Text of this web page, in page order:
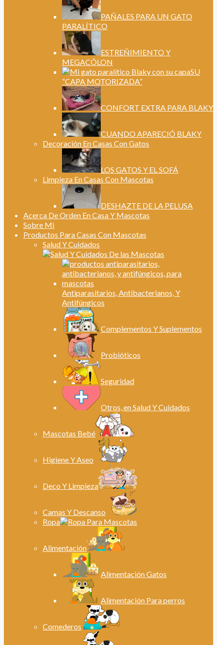
PAÑALES PARA UN GATO
PARALÍTICO
ESTREÑIMIENTO Y
MEGACÓLON
SU
“CAPA MOTORIZADA”
CONFORT EXTRA PARA BLAKY
CUANDO APARECIÓ BLAKY
Decoración En Casas Con Gatos
LOS GATOS Y EL SOFÁ
Limpieza En Casas Con Mascotas
DESHAZTE DE LA PELUSA
Acerca De Orden En Casa Y Mascotas
Sobre Mi
Productos Para Casas Con Mascotas
Salud Y Cuidados
Antiparasitarios, Antibacterianos, Y
Antifúngicos
Complementos Y Suplementos
Probióticos
Seguridad
Otros, en Salud Y Cuidados
Mascotas Bebé
Higiene Y Aseo
Deco Y Limpieza
Camas Y Descanso
Ropa
Alimentación
Alimentación Gatos
Alimentación Para perros
Comederos